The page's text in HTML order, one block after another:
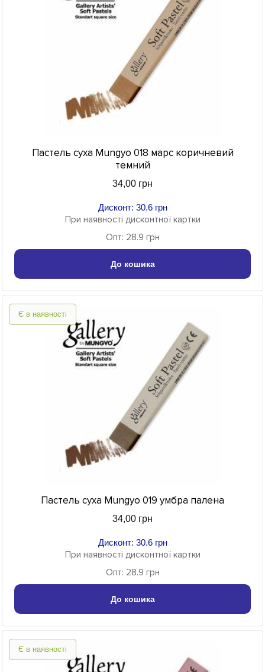
Пастель суха Mungyo 018 марс коричневий
темний
34,00 грн
Дисконт: 30.6 грн
При наявності дисконтної картки
Опт: 28.9 грн
До кошика
Є в наявності
Пастель суха Mungyo 019 умбра палена
34,00 грн
Дисконт: 30.6 грн
При наявності дисконтної картки
Опт: 28.9 грн
До кошика
Є в наявності